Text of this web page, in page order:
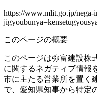
https://www.mlit.go.jp/nega-
このページの概要
このページは弥富建設株
に関するネガティブ情報
市に主たる営業所を置く
で、愛知県知事から特定